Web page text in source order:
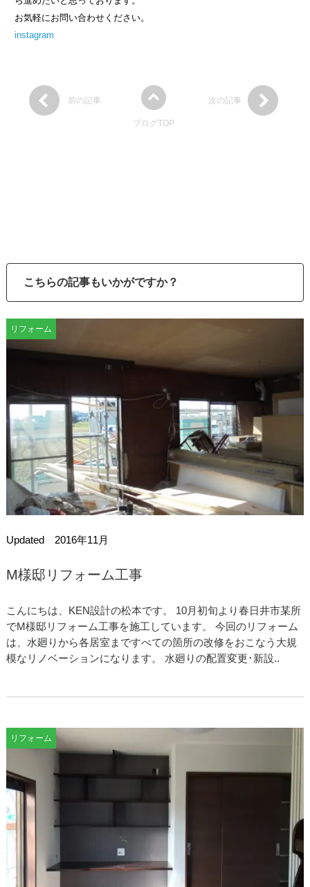
お気軽にお問い合わせください。
instagram
前の記事
ブログTOP
次の記事
こちらの記事もいかがですか？
リフォーム
Updated 2016年11月
M様邸リフォーム工事
こんにちは、KEN設計の松本です。 10月初旬より春日井市某所
でM様邸リフォーム工事を施工しています。 今回のリフォーム
は、水廻りから各居室まですべての箇所の改修をおこなう大規
模なリノベーションになります。 水廻りの配置変更･新設..
リフォーム